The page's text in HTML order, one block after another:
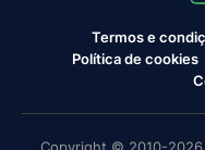
Termos e
Política de cookies